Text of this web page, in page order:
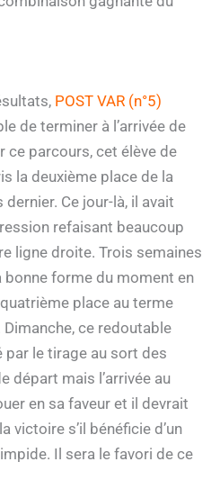
POST VAR (n°5)
de terminer à l’arrivée de
ce parcours, cet élève de
la deuxième place de la
Ce jour-là, il avait
refaisant beaucoup
ligne droite. Trois semaines
forme du moment en
place au terme
ce redoutable
par le tirage au sort des
départ mais l’arrivée au
en sa faveur et il devrait
victoire s’il bénéficie d’un
Il sera le favori de ce